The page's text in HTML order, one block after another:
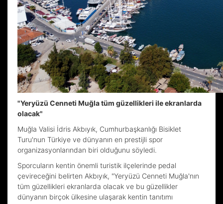
"Yeryüzü Cenneti Muğla tüm güzellikleri ile ekranlarda
olacak"
Muğla Valisi İdris Akbıyık, Cumhurbaşkanlığı Bisiklet
Turu'nun Türkiye ve dünyanın en prestijli spor
organizasyonlarından biri olduğunu söyledi.
Sporcuların kentin önemli turistik ilçelerinde pedal
çevireceğini belirten Akbıyık, "Yeryüzü Cenneti Muğla'nın
tüm güzellikleri ekranlarda olacak ve bu güzellikler
dünyanın birçok ülkesine ulaşarak kentin tanıtımı